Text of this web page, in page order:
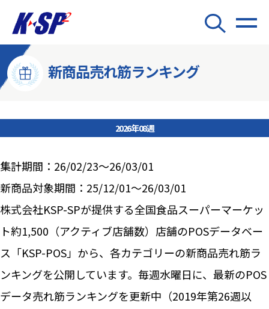
新商品売れ筋ランキング
2026年08週
集計期間：26/02/23～26/03/01
新商品対象期間：25/12/01～26/03/01
株式会社KSP-SPが提供する全国食品スーパーマーケッ
ト約1,500（アクティブ店舗数）店舗のPOSデータベー
ス「KSP-POS」から、各カテゴリーの新商品売れ筋ラ
ンキングを公開しています。毎週水曜日に、最新のPOS
データ売れ筋ランキングを更新中（2019年第26週以